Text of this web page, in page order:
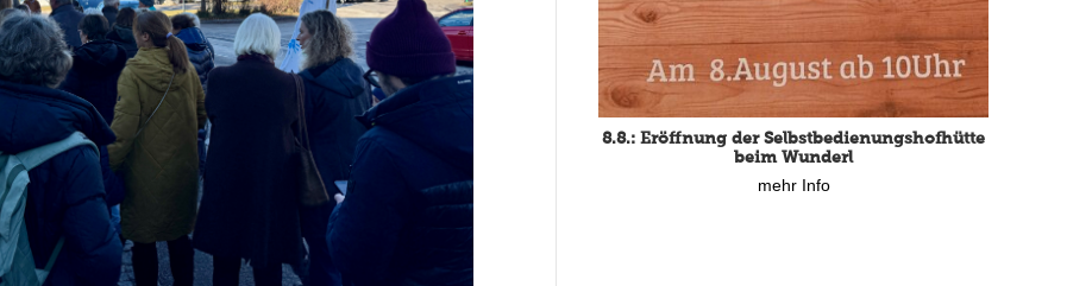
8.8.: Eröffnung der Selbstbedienungshofhütte
beim Wunderl
mehr Info
mehr Info